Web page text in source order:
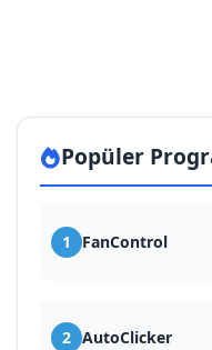
Popüler
1 FanControl
2 AutoClicker